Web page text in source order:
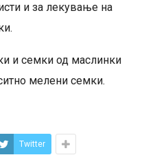
и за лекување на
и семки од маслинки
мелени семки.
Twitter